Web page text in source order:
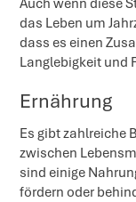
das Leben um
dass es einen
Langlebigkeit und
Ernährung
Es gibt zahlreiche
zwischen
sind einige
fördern oder